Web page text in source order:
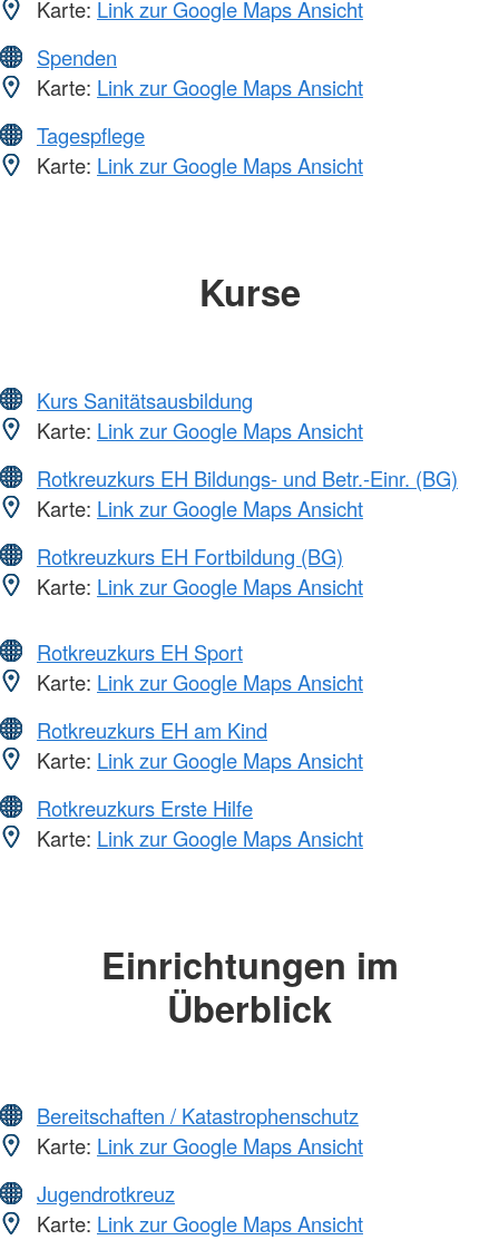
Karte: Link zur Google Maps Ansicht
Spenden
Karte: Link zur Google Maps Ansicht
Tagespflege
Karte: Link zur Google Maps Ansicht
Kurse
Kurs Sanitätsausbildung
Karte: Link zur Google Maps Ansicht
Rotkreuzkurs EH Bildungs- und Betr.-Einr. (BG)
Karte: Link zur Google Maps Ansicht
Rotkreuzkurs EH Fortbildung (BG)
Karte: Link zur Google Maps Ansicht
Rotkreuzkurs EH Sport
Karte: Link zur Google Maps Ansicht
Rotkreuzkurs EH am Kind
Karte: Link zur Google Maps Ansicht
Rotkreuzkurs Erste Hilfe
Karte: Link zur Google Maps Ansicht
Einrichtungen im
Überblick
Bereitschaften / Katastrophenschutz
Karte: Link zur Google Maps Ansicht
Jugendrotkreuz
Karte: Link zur Google Maps Ansicht